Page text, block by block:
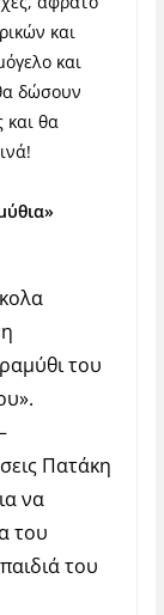
και
και
δώσουν
και θα
του
Πατάκη
να
του
του